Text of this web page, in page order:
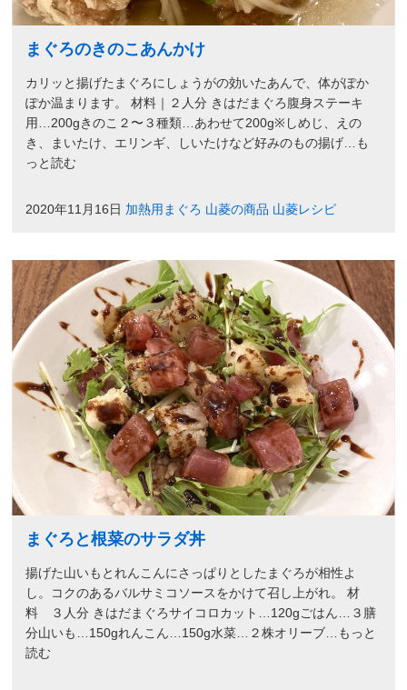
まぐろのきのこあんかけ
カリッと揚げたまぐろにしょうがの効いたあんで、体がぽか
ぽか温まります。 材料｜２人分 きはだまぐろ腹身ステーキ
用…200gきのこ２〜３種類…あわせて200g※しめじ、えの
き、まいたけ、エリンギ、しいたけなど好みのもの揚げ…も
っと読む
2020年11月16日 加熱用まぐろ 山菱の商品 山菱レシピ
まぐろと根菜のサラダ丼
揚げた山いもとれんこんにさっぱりとしたまぐろが相性よ
し。コクのあるバルサミコソースをかけて召し上がれ。 材
料 ３人分 きはだまぐろサイコロカット…120gごはん…３膳
分山いも…150gれんこん…150g水菜…２株オリーブ…もっと
読む